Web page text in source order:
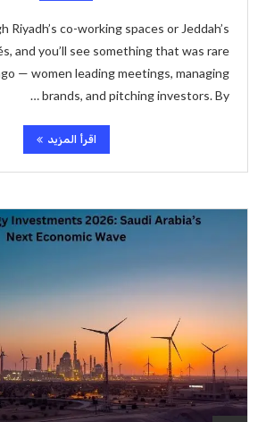
Riyadh’s co-working spaces or Jeddah’s
and you’ll see something that was rare
— women leading meetings, managing
brands, and pitching investors. By …
اقرأ المزيد